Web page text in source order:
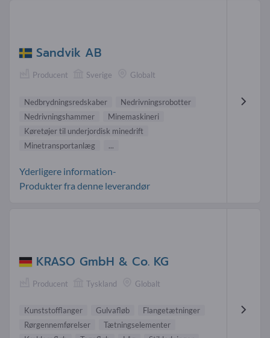
Sandvik AB
Producent Sverige Globalt
Nedbrydningsredskaber
Nedrivningsrobotter
Nedrivningshammer
Minemaskineri
Køretøjer til underjordisk minedrift
Minetransportanlæg
...
Yderligere information-
Produkter fra denne leverandør
KRASO GmbH & Co. KG
Producent Tyskland Globalt
Kunststofflanger Gulvafløb
Flangetætninger
Rørgennemførelser
Tætningselementer